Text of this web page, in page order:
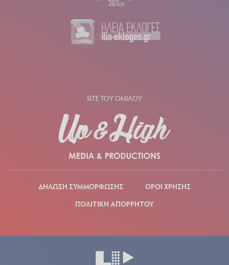
SITE ΤΟΥ ΟΜΙΛΟΥ
ΔΗΛΩΣΗ ΣΥΜΜΟΡΦΩΣΗΣ
ΟΡΟΙ ΧΡΗΣΗΣ
ΠΟΛΙΤΙΚΗ ΑΠΟΡΡΗΤΟΥ